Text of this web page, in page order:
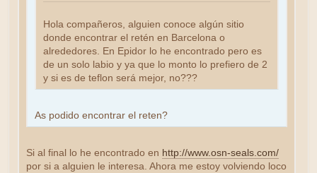
Hola compañeros, alguien conoce algún sitio
donde encontrar el retén en Barcelona o
alrededores. En Epidor lo he encontrado pero es
de un solo labio y ya que lo monto lo prefiero de 2
y si es de teflon será mejor, no???
As podido encontrar el reten?
Si al final lo he encontrado en http://www.osn-seals.com/
por si a alguien le interesa. Ahora me estoy volviendo loco